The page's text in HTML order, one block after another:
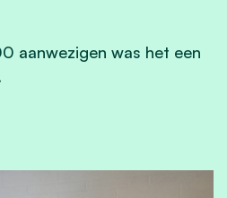
aanwezigen was het een